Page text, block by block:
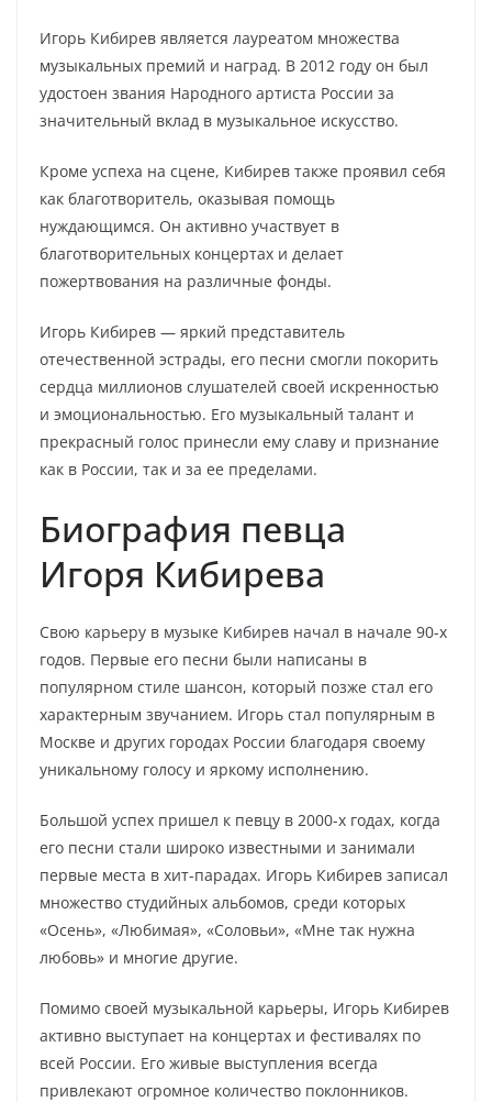
Игорь Кибирев является лауреатом множества
музыкальных премий и наград. В 2012 году он был
удостоен звания Народного артиста России за
значительный вклад в музыкальное искусство.
Кроме успеха на сцене, Кибирев также проявил себя
как благотворитель, оказывая помощь
нуждающимся. Он активно участвует в
благотворительных концертах и делает
пожертвования на различные фонды.
Игорь Кибирев — яркий представитель
отечественной эстрады, его песни смогли покорить
сердца миллионов слушателей своей искренностью
и эмоциональностью. Его музыкальный талант и
прекрасный голос принесли ему славу и признание
как в России, так и за ее пределами.
Биография певца
Игоря Кибирева
Свою карьеру в музыке Кибирев начал в начале 90-х
годов. Первые его песни были написаны в
популярном стиле шансон, который позже стал его
характерным звучанием. Игорь стал популярным в
Москве и других городах России благодаря своему
уникальному голосу и яркому исполнению.
Большой успех пришел к певцу в 2000-х годах, когда
его песни стали широко известными и занимали
первые места в хит-парадах. Игорь Кибирев записал
множество студийных альбомов, среди которых
«Осень», «Любимая», «Соловьи», «Мне так нужна
любовь» и многие другие.
Помимо своей музыкальной карьеры, Игорь Кибирев
активно выступает на концертах и фестивалях по
всей России. Его живые выступления всегда
привлекают огромное количество поклонников.